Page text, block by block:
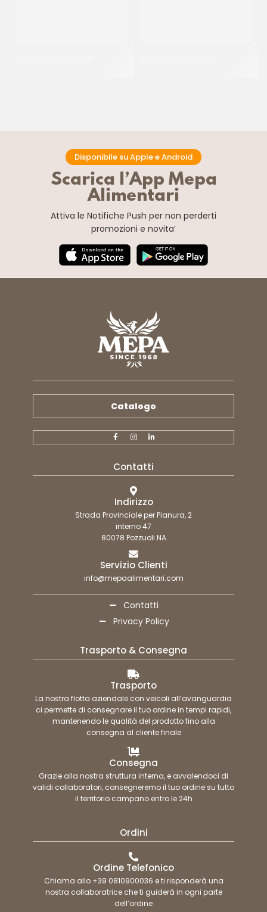
Disponibile su Apple e Android
Scarica l’App Mepa
Alimentari
Attiva le Notifiche Push per non perderti
promozioni e novita’
Catalogo
Contatti
Indirizzo
Strada Provinciale per Pianura, 2
interno 47
80078 Pozzuoli NA
Servizio Clienti
info@mepaalimentari.com
Contatti
Privacy Policy
Trasporto & Consegna
Trasporto
La nostra flotta aziendale con veicoli all’avanguardia
ci permette di consegnare il tuo ordine in tempi rapidi,
mantenendo le qualità del prodotto fino alla
consegna al cliente finale
Consegna
Grazie alla nostra struttura interna, e avvalendoci di
validi collaboratori, consegneremo il tuo ordine su tutto
il territorio campano entro le 24h
Ordini
Ordine Telefonico
Chiama allo +39 0810900036 e ti risponderà una
nostra collaboratrice che ti guiderà in ogni parte
dell’ordine